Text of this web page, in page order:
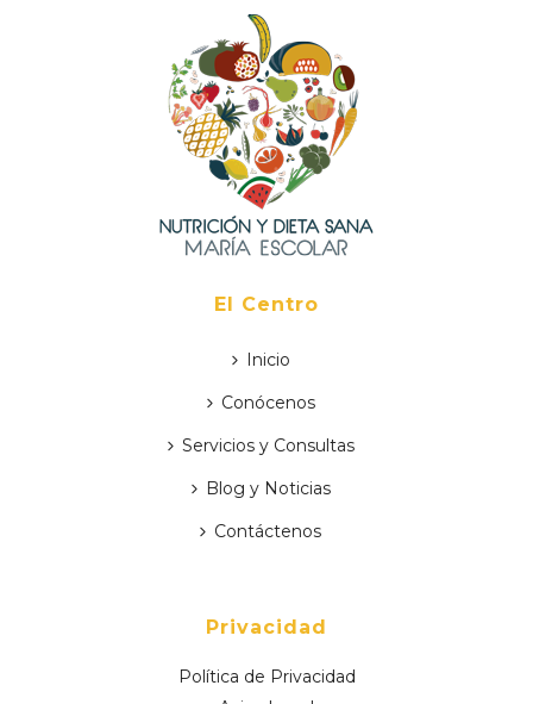
El Centro
Inicio
Conócenos
Servicios y Consultas
Blog y Noticias
Contáctenos
Privacidad
Política de Privacidad